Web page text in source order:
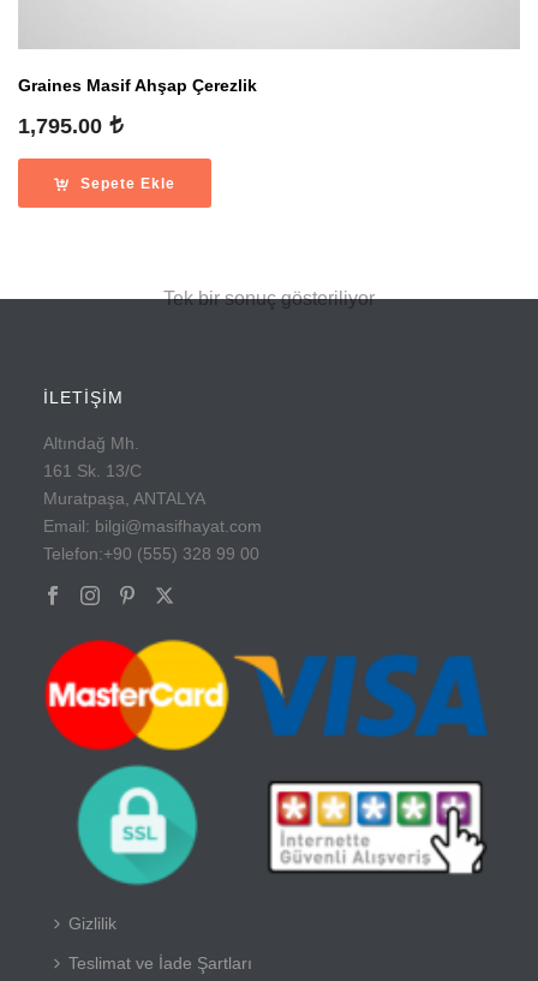
Graines Masif Ahşap Çerezlik
1,795.00
Sepete Ekle
Tek bir sonuç gösteriliyor
İLETİŞİM
Altındağ Mh.
161 Sk. 13/C
Muratpaşa, ANTALYA
Email: bilgi@masifhayat.com
Telefon:+90 (555) 328 99 00
Gizlilik
Teslimat ve İade Şartları